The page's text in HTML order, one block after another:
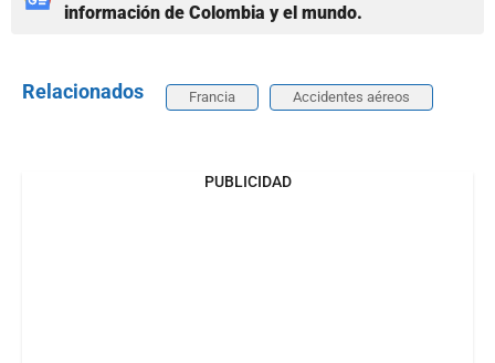
información de Colombia y el mundo.
Relacionados Francia Accidentes aéreos
PUBLICIDAD